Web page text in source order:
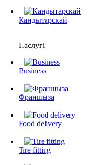
Кандытарскай
Паслугі
Business
Франшыза
Food delivery
Tire fitting